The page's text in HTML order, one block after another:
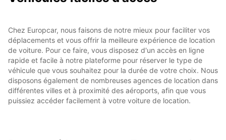
Chez Europcar, nous faisons de notre mieux pour faciliter vos
déplacements et vous offrir la meilleure expérience de location
de voiture. Pour ce faire, vous disposez d'un accès en ligne
rapide et facile à notre plateforme pour réserver le type de
véhicule que vous souhaitez pour la durée de votre choix. Nous
disposons également de nombreuses agences de location dans
différentes villes et à proximité des aéroports, afin que vous
puissiez accéder facilement à votre voiture de location.